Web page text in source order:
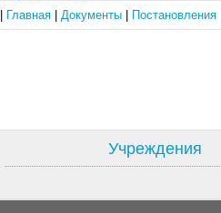
Главная Документы Постановления
Учреждения